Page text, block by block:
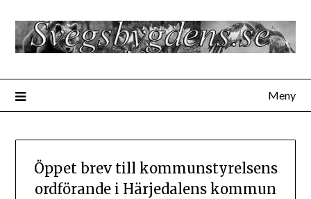
innehåll
Meny
Öppet brev till kommunstyrelsens
ordförande i Härjedalens kommun